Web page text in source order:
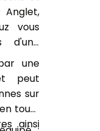
vous
d'une
une
peut
sur
tout)
ainsi